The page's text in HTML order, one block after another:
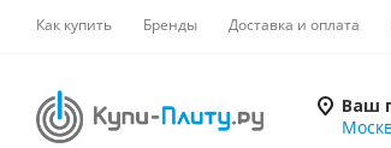
Как купить Бренды Доставка и оплата
Ваш